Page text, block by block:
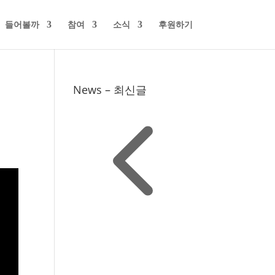
들어볼까 참여 소식 후원하기
News – 최신글